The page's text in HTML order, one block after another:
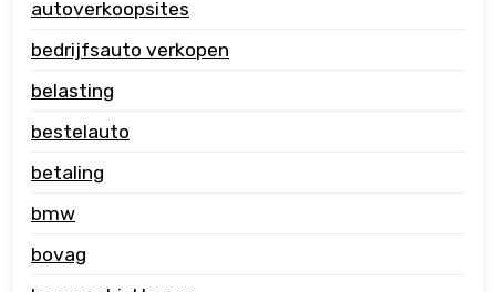
autoverkoopsites
bedrijfsauto verkopen
belasting
bestelauto
betaling
bmw
bovag